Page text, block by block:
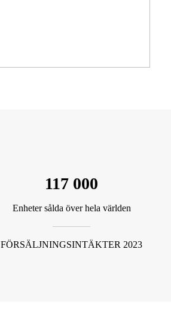
117 000
Enheter sålda över hela världen
FÖRSÄLJNINGSINTÄKTER 2023